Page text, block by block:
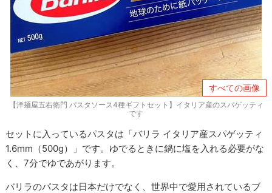
すべての画像
【洋麺屋五右衛門 パスタソース4種ギフトセット】イタリア産のスパゲッティ
です
セットに入っているパスタは「バリラ イタリア産スパゲッティ
1.6mm（500g）」です。ゆでるときに鍋に塩を入れる必要がな
く、7分でゆであがります。
バリラのパスタは日本だけでなく、世界中で愛用されているブ